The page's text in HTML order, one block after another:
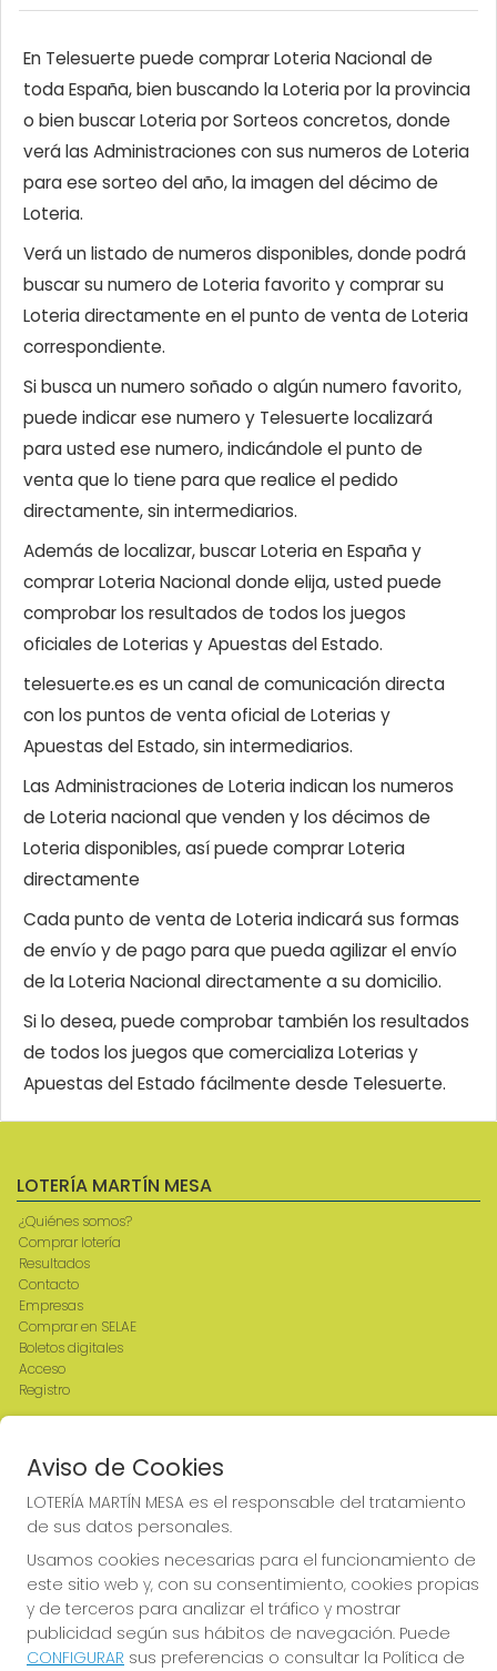
En Telesuerte puede comprar Loteria Nacional de
toda España, bien buscando la Loteria por la provincia
o bien buscar Loteria por Sorteos concretos, donde
verá las Administraciones con sus numeros de Loteria
para ese sorteo del año, la imagen del décimo de
Loteria.
Verá un listado de numeros disponibles, donde podrá
buscar su numero de Loteria favorito y comprar su
Loteria directamente en el punto de venta de Loteria
correspondiente.
Si busca un numero soñado o algún numero favorito,
puede indicar ese numero y Telesuerte localizará
para usted ese numero, indicándole el punto de
venta que lo tiene para que realice el pedido
directamente, sin intermediarios.
Además de localizar, buscar Loteria en España y
comprar Loteria Nacional donde elija, usted puede
comprobar los resultados de todos los juegos
oficiales de Loterias y Apuestas del Estado.
telesuerte.es es un canal de comunicación directa
con los puntos de venta oficial de Loterias y
Apuestas del Estado, sin intermediarios.
Las Administraciones de Loteria indican los numeros
de Loteria nacional que venden y los décimos de
Loteria disponibles, así puede comprar Loteria
directamente
Cada punto de venta de Loteria indicará sus formas
de envío y de pago para que pueda agilizar el envío
de la Loteria Nacional directamente a su domicilio.
Si lo desea, puede comprobar también los resultados
de todos los juegos que comercializa Loterias y
Apuestas del Estado fácilmente desde Telesuerte.
LOTERÍA MARTÍN MESA
¿Quiénes somos?
Comprar lotería
Resultados
Contacto
Empresas
Comprar en SELAE
Boletos digitales
Acceso
Registro
CONTACTO
ADMINISTRACION DE LOTERIAS: 2-CIUDAD RODRIGO -
RECEPTOR OFICIAL: 64380
923482019
web@admon2martinmesa.es
Aviso de Cookies
LOTERÍA MARTÍN MESA es el responsable del tratamiento
de sus datos personales.
Usamos cookies necesarias para el funcionamiento de
este sitio web y, con su consentimiento, cookies propias
y de terceros para analizar el tráfico y mostrar
publicidad según sus hábitos de navegación. Puede
CONFIGURAR sus preferencias o consultar la Política de